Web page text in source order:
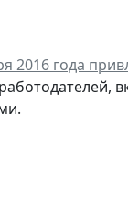
2016 года